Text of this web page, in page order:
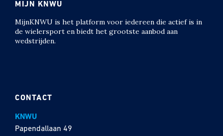
CONTACT
KNWU
Papendallaan 49
MIJN KNWU
MijnKNWU is het platform voor iedereen die actief is in
de wielersport en biedt het grootste aanbod aan
wedstrijden.